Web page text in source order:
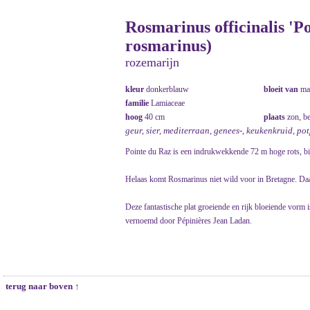
Rosmarinus officinalis
rosmarinus)
rozemarijn
kleur donkerblauw bloeit van
familie Lamiaceae
hoog 40 cm plaats zon,
geur, sier, mediterraan, genees-, keukenkruid,
Pointe du Raz is een indrukwekkende 72 m hoge rots,
Helaas komt Rosmarinus niet wild voor in Bretagne.
Deze fantastische plat groeiende en rijk bloeiende
vernoemd door Pépinières Jean Ladan.
terug naar boven ↑